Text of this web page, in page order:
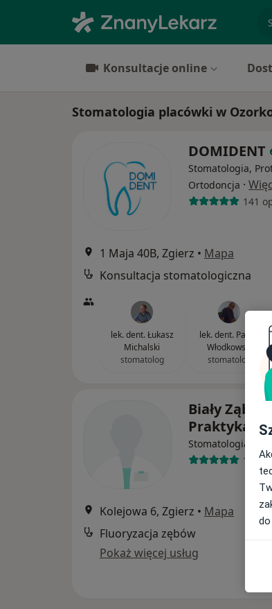
Konsultacje online
Stomatologia placówki w
DOMIDENT
Stomatologia,
Ortodoncja ·
141
1 Maja 40B, Zgierz • Mapa
Konsultacja stomatologiczna
lek. dent. Łukasz
Michalski
stomatolog
lek. dent. Paweł
Włodkowski
stomatolog
Biały Ząbek
Praktyka
Stomatologia
128
Kolejowa 6, Zgierz • Mapa
Fluoryzacja zębów
Pokaż więcej usług